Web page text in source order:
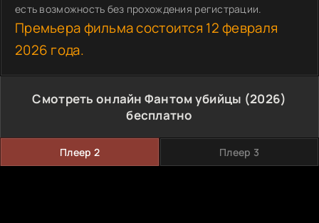
есть возможность без прохождения регистрации.
Премьера фильма состоится 12 февраля
2026 года.
Смотреть онлайн Фантом убийцы (2026)
бесплатно
Плеер 2 Плеер 3